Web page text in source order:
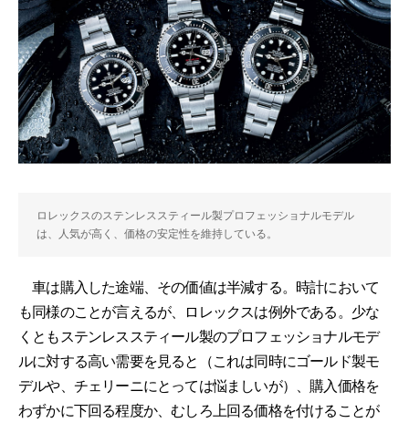
ロレックスのステンレススティール製プロフェッショナルモデル
は、人気が高く、価格の安定性を維持している。
車は購入した途端、その価値は半減する。時計において
も同様のことが言えるが、ロレックスは例外である。少な
くともステンレススティール製のプロフェッショナルモデ
ルに対する高い需要を見ると（これは同時にゴールド製モ
デルや、チェリーニにとっては悩ましいが）、購入価格を
わずかに下回る程度か、むしろ上回る価格を付けることが